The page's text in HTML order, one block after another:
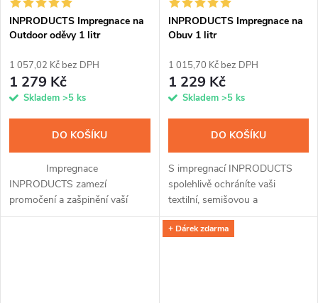
INPRODUCTS Impregnace na
Outdoor oděvy 1 litr
1 057,02 Kč bez DPH
1 279 Kč
Skladem >5 ks
DO KOŠÍKU
Impregnace
INPRODUCTS zamezí
promočení a zašpinění vaší
membránové, softshellové i
INPRODUCTS Impregnace na
Obuv 1 litr
1 015,70 Kč bez DPH
1 229 Kč
Skladem >5 ks
DO KOŠÍKU
S impregnací INPRODUCTS
spolehlivě ochráníte vaši
textilní, semišovou a
membránovou obuv před
provlhnutím a znečištěním.
+ Dárek zdarma